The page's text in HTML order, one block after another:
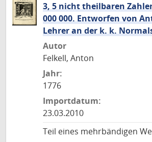
3, 5 nicht theilbaren
000 000. Entworfen von
Lehrer an der k. k.
Autor
Felkell, Anton
Jahr:
1776
Importdatum:
23.03.2010
Teil eines mehrbändigen